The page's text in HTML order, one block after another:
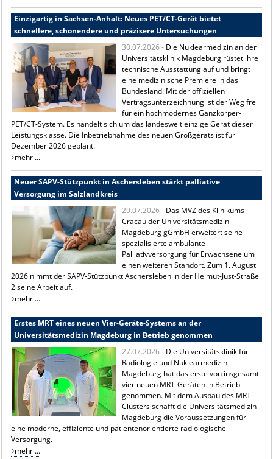
Einzigartig in Sachsen-Anhalt: Neues PET/CT-Gerät bietet
schnellere, schonendere und präzisere Untersuchungen
30.07.2026 - Die Nuklearmedizin an der
Universitätsklinik Magdeburg rüstet ihre
technische Ausstattung auf und bringt
eine medizinische Premiere in das
Bundesland: Mit der offiziellen
Vertragsunterzeichnung ist der Weg frei
für ein hochmodernes Ganzkörper-
PET/CT-System. Es handelt sich um das landesweit einzige Gerät dieser
Leistungsklasse. Die Inbetriebnahme des neuen Großgeräts ist für
Dezember 2026 geplant.
mehr ...
Neuer SAPV-Stützpunkt in Aschersleben stärkt palliative
Versorgung im Salzlandkreis
29.07.2026 - Das MVZ des Klinikums
Cracau der Universitätsmedizin
Magdeburg gGmbH erweitert seine
spezialisierte ambulante
Palliativversorgung für Erwachsene um
einen weiteren Standort. Zum 1. August
2026 nimmt der SAPV-Stützpunkt Aschersleben in der Helmut-Just-Straße
2 seine Arbeit auf.
mehr ...
Erstes MRT eines neuen Vier-Geräte-Systems an der
Universitätsmedizin Magdeburg in Betrieb genommen
27.07.2026 - Die Universitätsklinik für
Radiologie und Nuklearmedizin
Magdeburg hat das erste von insgesamt
vier neuen MRT-Geräten in Betrieb
genommen. Mit dem Ausbau des MRT-
Clusters schafft die Universitätsmedizin
Magdeburg die Voraussetzungen für
eine moderne, effiziente und patientenorientierte radiologische
Versorgung.
mehr ...